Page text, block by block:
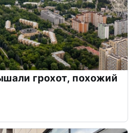
грохот, похожий